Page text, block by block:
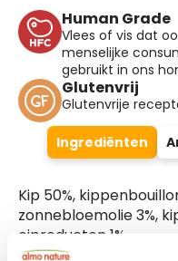
Human Grade
Vlees of vis dat
menselijke
gebruikt in ons
Glutenvrij
Glutenvrije
Ingrediënten
Kip 50%,
zonnebloemolie 3%,
eiproducten 1%.